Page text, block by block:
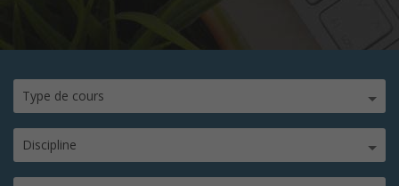
Type de cours
Discipline